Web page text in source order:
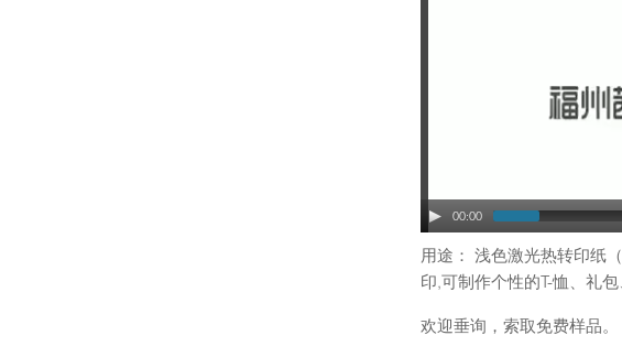
00:00
用途： 浅色激光热转印纸
印,可制作个性的T-恤、礼
欢迎垂询，索取免费样品。